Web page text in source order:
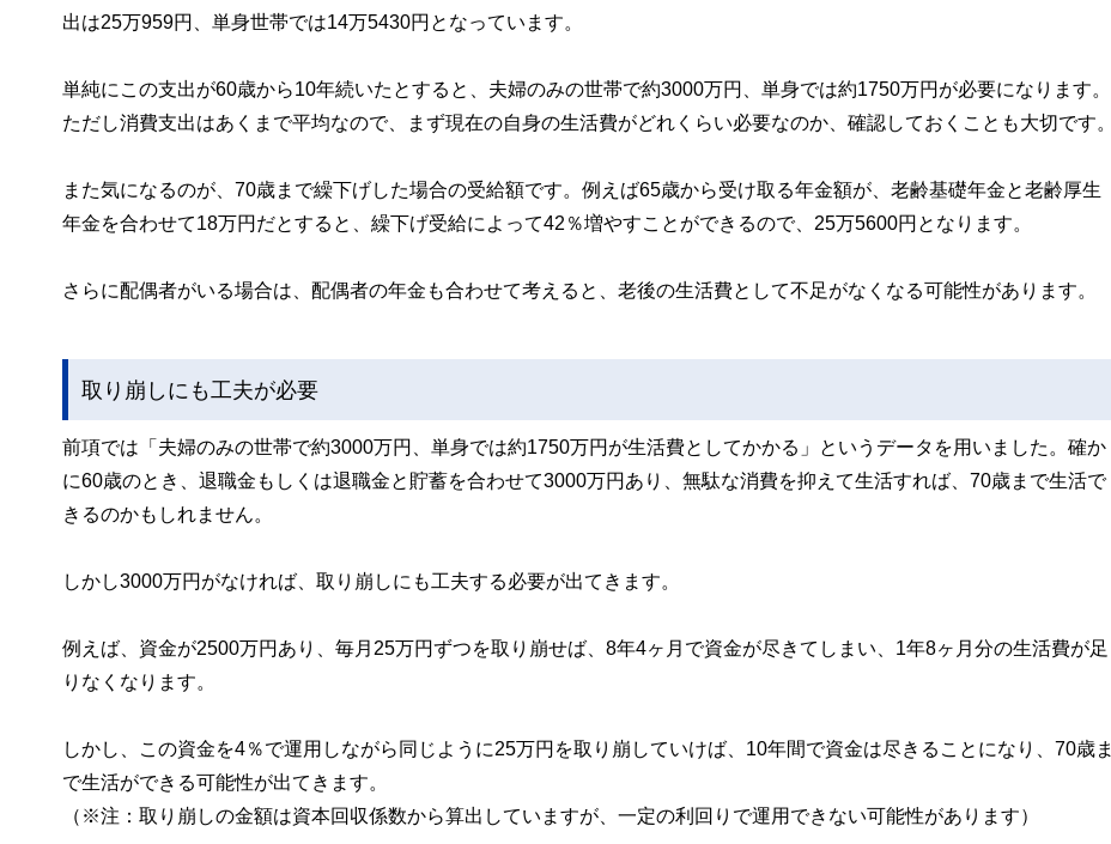
出は25万959円、単身世帯では14万5430円となっています。
単純にこの支出が60歳から10年続いたとすると、夫婦のみの世帯で約3000万円、単身では約1750万円が必要になります。
ただし消費支出はあくまで平均なので、まず現在の自身の生活費がどれくらい必要なのか、確認しておくことも大切です。
また気になるのが、70歳まで繰下げした場合の受給額です。例えば65歳から受け取る年金額が、老齢基礎年金と老齢厚生
年金を合わせて18万円だとすると、繰下げ受給によって42％増やすことができるので、25万5600円となります。
さらに配偶者がいる場合は、配偶者の年金も合わせて考えると、老後の生活費として不足がなくなる可能性があります。
取り崩しにも工夫が必要
前項では「夫婦のみの世帯で約3000万円、単身では約1750万円が生活費としてかかる」というデータを用いました。確か
に60歳のとき、退職金もしくは退職金と貯蓄を合わせて3000万円あり、無駄な消費を抑えて生活すれば、70歳まで生活で
きるのかもしれません。
しかし3000万円がなければ、取り崩しにも工夫する必要が出てきます。
例えば、資金が2500万円あり、毎月25万円ずつを取り崩せば、8年4ヶ月で資金が尽きてしまい、1年8ヶ月分の生活費が足
りなくなります。
しかし、この資金を4％で運用しながら同じように25万円を取り崩していけば、10年間で資金は尽きることになり、70歳ま
で生活ができる可能性が出てきます。
（※注：取り崩しの金額は資本回収係数から算出していますが、一定の利回りで運用できない可能性があります）